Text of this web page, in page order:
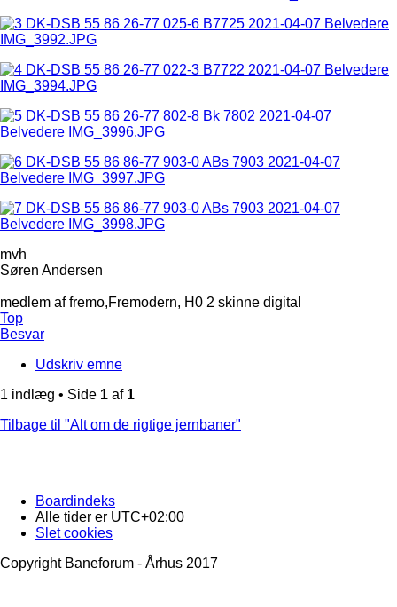
mvh
Søren Andersen
medlem af fremo,Fremodern, H0 2 skinne digital
Top
Besvar
Udskriv emne
1 indlæg • Side 1 af 1
Tilbage til "Alt om de rigtige jernbaner"
Boardindeks
Alle tider er UTC+02:00
Slet cookies
Copyright Baneforum - Århus 2017